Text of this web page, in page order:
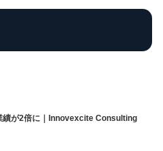
績が2倍に｜Innovexcite Consulting